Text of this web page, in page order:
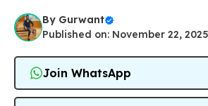
By Gurwant
Published on: November 22, 2025
Join WhatsApp